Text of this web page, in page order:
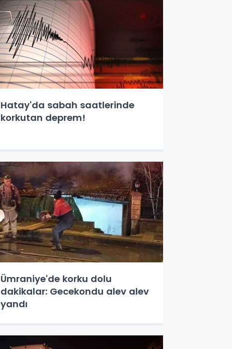
Hatay'da sabah saatlerinde
korkutan deprem!
Ümraniye'de korku dolu
dakikalar: Gecekondu alev alev
yandı